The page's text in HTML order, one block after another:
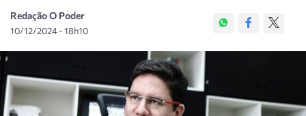
Redação O Poder
10/12/2024 - 18h10